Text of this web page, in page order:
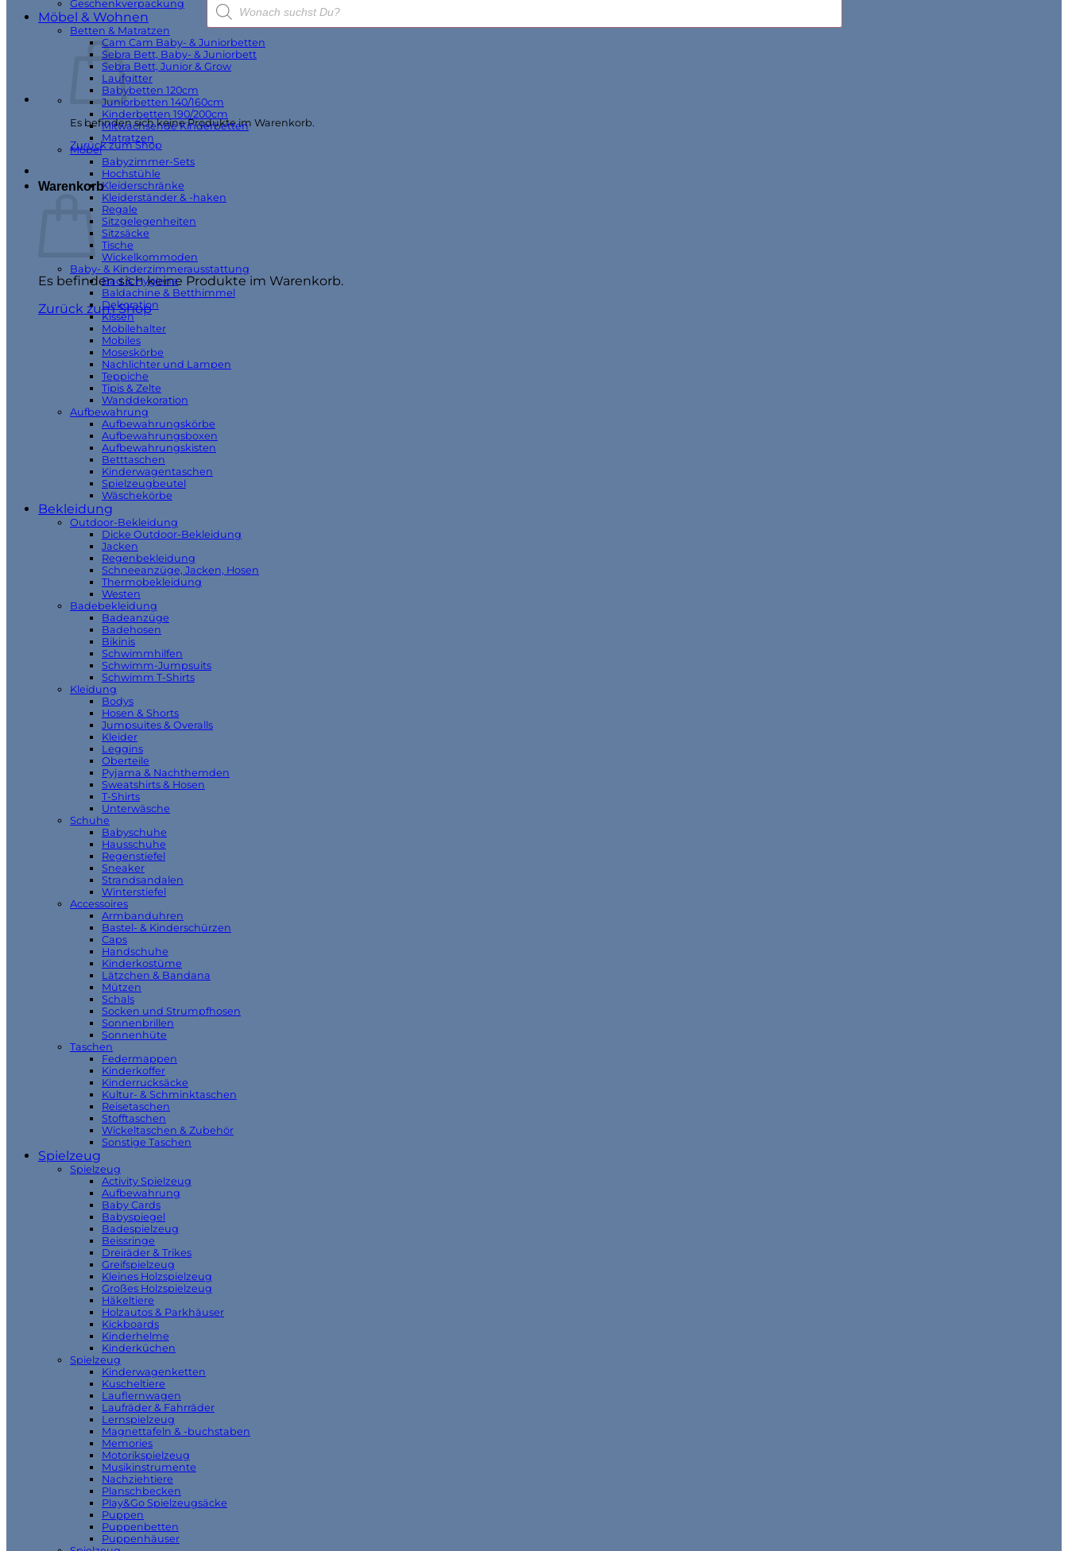
search
Es befinden sich keine Produkte im Warenkorb.
Zurück zum Shop
Warenkorb
Es befinden sich keine Produkte im Warenkorb.
Zurück zum Shop
Geschenkverpackung
Möbel & Wohnen
Betten & Matratzen
Cam Cam Baby- & Juniorbetten
Sebra Bett, Baby- & Juniorbett
Sebra Bett, Junior & Grow
Laufgitter
Babybetten 120cm
Juniorbetten 140/160cm
Kinderbetten 190/200cm
Mitwachsende Kinderbetten
Matratzen
Möbel
Babyzimmer-Sets
Hochstühle
Kleiderschränke
Kleiderständer & -haken
Regale
Sitzgelegenheiten
Sitzsäcke
Tische
Wickelkommoden
Baby- & Kinderzimmerausstattung
Bad & Hygiene
Baldachine & Betthimmel
Dekoration
Kissen
Mobilehalter
Mobiles
Moseskörbe
Nachlichter und Lampen
Teppiche
Tipis & Zelte
Wanddekoration
Aufbewahrung
Aufbewahrungskörbe
Aufbewahrungsboxen
Aufbewahrungskisten
Betttaschen
Kinderwagentaschen
Spielzeugbeutel
Wäschekörbe
Bekleidung
Outdoor-Bekleidung
Dicke Outdoor-Bekleidung
Jacken
Regenbekleidung
Schneeanzüge, Jacken, Hosen
Thermobekleidung
Westen
Badebekleidung
Badeanzüge
Badehosen
Bikinis
Schwimmhilfen
Schwimm-Jumpsuits
Schwimm T-Shirts
Kleidung
Bodys
Hosen & Shorts
Jumpsuites & Overalls
Kleider
Leggins
Oberteile
Pyjama & Nachthemden
Sweatshirts & Hosen
T-Shirts
Unterwäsche
Schuhe
Babyschuhe
Hausschuhe
Regenstiefel
Sneaker
Strandsandalen
Winterstiefel
Accessoires
Armbanduhren
Bastel- & Kinderschürzen
Caps
Handschuhe
Kinderkostüme
Lätzchen & Bandana
Mützen
Schals
Socken und Strumpfhosen
Sonnenbrillen
Sonnenhüte
Taschen
Federmappen
Kinderkoffer
Kinderrucksäcke
Kultur- & Schminktaschen
Reisetaschen
Stofftaschen
Wickeltaschen & Zubehör
Sonstige Taschen
Spielzeug
Spielzeug
Activity Spielzeug
Aufbewahrung
Baby Cards
Babyspiegel
Badespielzeug
Beissringe
Dreiräder & Trikes
Greifspielzeug
Kleines Holzspielzeug
Großes Holzspielzeug
Häkeltiere
Holzautos & Parkhäuser
Kickboards
Kinderhelme
Kinderküchen
Spielzeug
Kinderwagenketten
Kuscheltiere
Lauflernwagen
Laufräder & Fahrräder
Lernspielzeug
Magnettafeln & -buchstaben
Memories
Motorikspielzeug
Musikinstrumente
Nachziehtiere
Planschbecken
Play&Go Spielzeugsäcke
Puppen
Puppenbetten
Puppenhäuser